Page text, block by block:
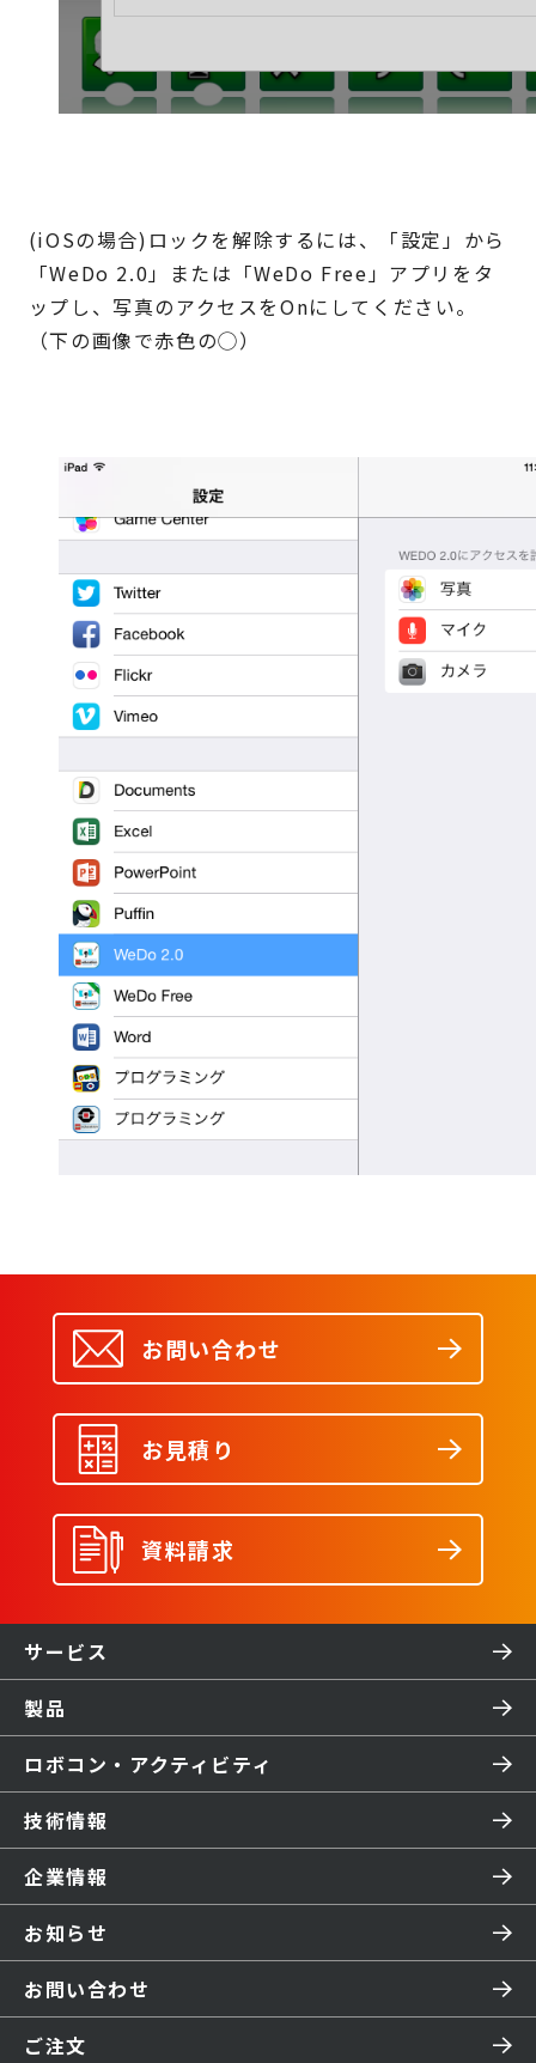
(iOSの場合)ロックを解除するには、「設定」から
「WeDo 2.0」または「WeDo Free」アプリをタ
ップし、写真のアクセスをOnにしてください。
（下の画像で赤色の◯）
お問い合わせ
お見積り
資料請求
サービス
製品
ロボコン・アクティビティ
技術情報
企業情報
お知らせ
お問い合わせ
ご注文